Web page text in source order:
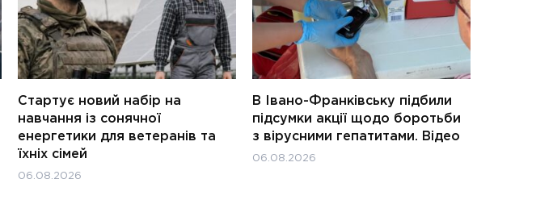
Стартує новий набір на
навчання із сонячної
енергетики для ветеранів та
їхніх сімей
06.08.2026
В Івано-Франківську підбили
підсумки акції щодо боротьби
з вірусними гепатитами. Відео
06.08.2026